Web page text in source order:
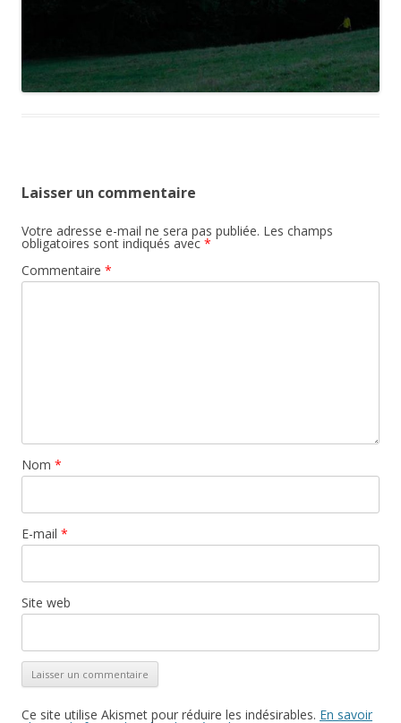
Laisser un commentaire
Votre adresse e-mail ne sera pas publiée. Les champs
obligatoires sont indiqués avec *
Commentaire *
Nom *
E-mail *
Site web
Ce site utilise Akismet pour réduire les indésirables. En savoir